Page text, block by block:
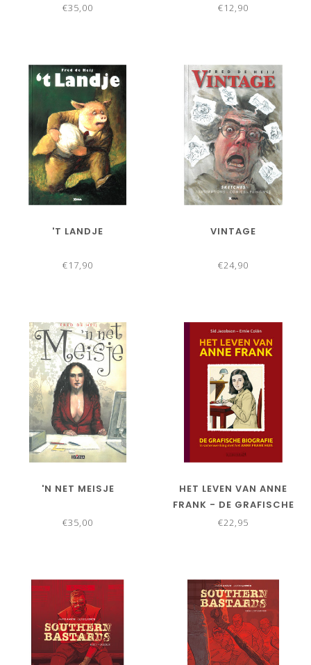
€35,00 €12,90
'T LANDJE
€17,90
VINTAGE
€24,90
'N NET MEISJE
€35,00
HET LEVEN VAN ANNE
FRANK - DE GRAFISCHE
BIOGRAFIE
€22,95